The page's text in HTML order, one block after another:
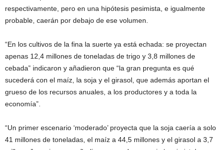
respectivamente, pero en una hipótesis pesimista, e igualmente
probable, caerán por debajo de ese volumen.
“En los cultivos de la fina la suerte ya está echada: se proyectan
apenas 12,4 millones de toneladas de trigo y 3,8 millones de
cebada” indicaron y añadieron que “la gran pregunta es qué
sucederá con el maíz, la soja y el girasol, que además aportan el
grueso de los recursos anuales, a los productores y a toda la
economía”.
“Un primer escenario ‘moderado’ proyecta que la soja caería a solo
41 millones de toneladas, el maíz a 44,5 millones y el girasol a 3,7